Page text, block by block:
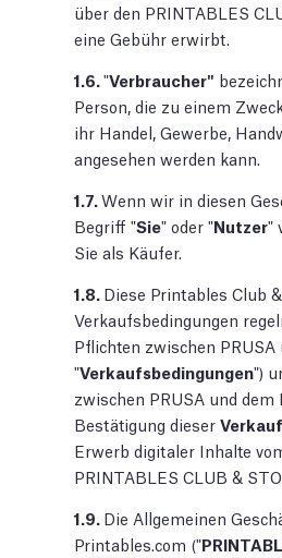
über den PRINTABLES
eine Gebühr erwirbt.
1.6."Verbraucher"
Person, die zu einem
ihr Handel, Gewerbe,
angesehen werden kann.
1.7.Wenn wir in diesen
Begriff "Sie" oder "Nutzer"
Sie als Käufer.
1.8. Diese Printables Club
Verkaufsbedingungen
Pflichten zwischen
"Verkaufsbedingungen")
zwischen PRUSA und dem
Bestätigung dieser
Erwerb digitaler Inhalte
PRINTABLES CLUB &
1.9. Die Allgemeinen
Printables.com ("